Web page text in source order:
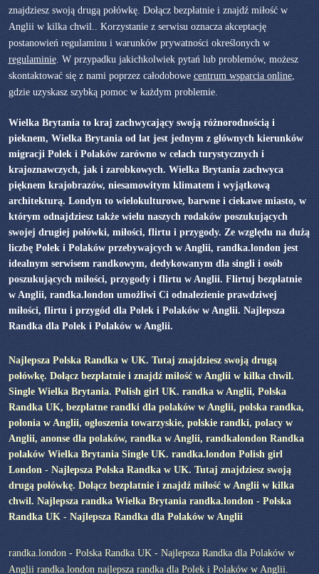
znajdziesz swoją drugą połówkę. Dołącz bezpłatnie i znajdź miłość w
Anglii w kilka chwil.. Korzystanie z serwisu oznacza akceptację
postanowień regulaminu i warunków prywatności określonych w
regulaminie. W przypadku jakichkolwiek pytań lub problemów, możesz
skontaktować się z nami poprzez całodobowe centrum wsparcia online,
gdzie uzyskasz szybką pomoc w każdym problemie.
Wielka Brytania to kraj zachwycający swoją różnorodnością i
pieknem, Wielka Brytania od lat jest jednym z głównych kierunków
migracji Polek i Polaków zarówno w celach turystycznych i
krajoznawczych, jak i zarobkowych. Wielka Brytania zachwyca
pięknem krajobrazów, niesamowitym klimatem i wyjątkową
architekturą. Londyn to wielokulturowe, barwne i ciekawe miasto, w
którym odnajdziesz także wielu naszych rodaków poszukujących
swojej drugiej połówki, miłości, flirtu i przygody. Ze względu na dużą
liczbę Polek i Polaków przebywajcych w Anglii, randka.london jest
idealnym serwisem randkowym, dedykowanym dla singli i osób
poszukujących miłości, przygody i flirtu w Anglii. Flirtuj bezpłatnie
w Anglii, randka.london umożliwi Ci odnalezienie prawdziwej
miłości, flirtu i przygód dla Polek i Polaków w Anglii. Najlepsza
Randka dla Polek i Polaków w Anglii.
Najlepsza Polska Randka w UK. Tutaj znajdziesz swoją drugą
połówkę. Dołącz bezpłatnie i znajdź miłość w Anglii w kilka chwil.
Single Wielka Brytania. Polish girl UK. randka w Anglii, Polska
Randka UK, bezpłatne randki dla polaków w Anglii, polska randka,
polonia w Anglii, ogłoszenia towarzyskie, polskie randki, polacy w
Anglii, anonse dla polaków, randka w Anglii, randkalondon Randka
polaków Wielka Brytania Single UK. randka.london Polish girl
London - Najlepsza Polska Randka w UK. Tutaj znajdziesz swoją
drugą połówkę. Dołącz bezpłatnie i znajdź miłość w Anglii w kilka
chwil. Najlepsza randka Wielka Brytania randka.london - Polska
Randka UK - Najlepsza Randka dla Polaków w Anglii
randka.london - Polska Randka UK - Najlepsza Randka dla Polaków w
Anglii randka.london najlepsza randka dla Polek i Polaków w Anglii.